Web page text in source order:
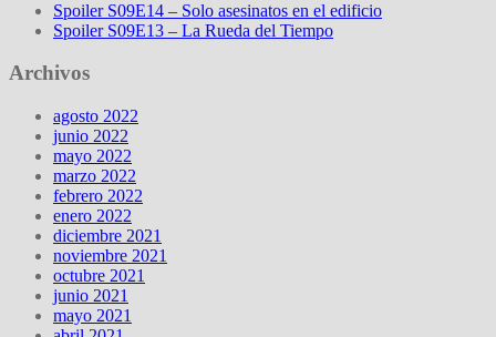
Spoiler S09E14 – Solo asesinatos en el edificio
Spoiler S09E13 – La Rueda del Tiempo
Archivos
agosto 2022
junio 2022
mayo 2022
marzo 2022
febrero 2022
enero 2022
diciembre 2021
noviembre 2021
octubre 2021
junio 2021
mayo 2021